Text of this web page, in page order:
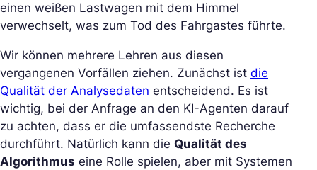
einen weißen Lastwagen mit dem Himmel
verwechselt, was zum Tod des Fahrgastes führte.
Wir können mehrere Lehren aus diesen
vergangenen Vorfällen ziehen. Zunächst ist die
Qualität der Analysedaten entscheidend. Es ist
wichtig, bei der Anfrage an den KI-Agenten darauf
zu achten, dass er die umfassendste Recherche
durchführt. Natürlich kann die Qualität des
Algorithmus eine Rolle spielen, aber mit Systemen